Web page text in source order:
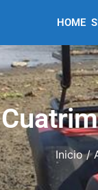
HOME
Inicio/